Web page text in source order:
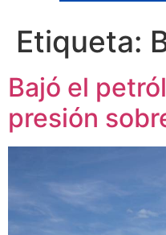
Etiqueta:
Bajó el
presión